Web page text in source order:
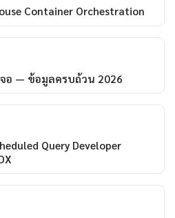
Container Orchestration
อ — ข้อมูลครบถ้วน 2026
Query Developer